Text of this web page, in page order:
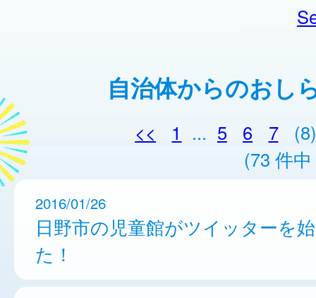
自治体からのおし
<< 1 ... 5 6 7
(8)
(73 件
2016/01/26
日野市の児童館がツイッターを
た！